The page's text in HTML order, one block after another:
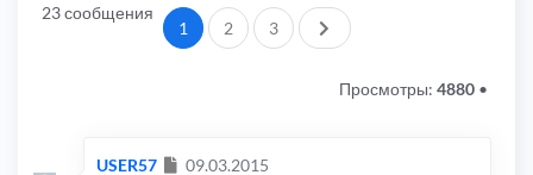
23 сообщения
1 2 3 След.
Просмотры: 4880 •
USER57 Сообщение
09.03.2015